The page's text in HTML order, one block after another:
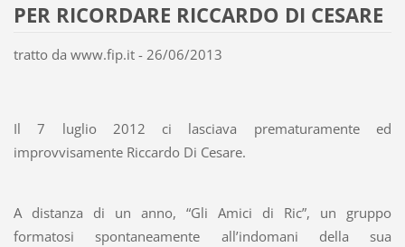
PER RICORDARE RICCARDO DI CESARE
tratto da www.fip.it - 26/06/2013
Il 7 luglio 2012 ci lasciava prematuramente ed
improvvisamente Riccardo Di Cesare.
A distanza di un anno, “Gli Amici di Ric”, un gruppo
formatosi spontaneamente all’indomani della sua